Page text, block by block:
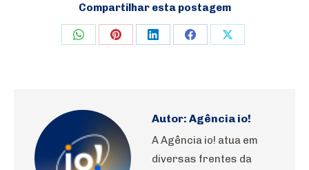
Compartilhar esta postagem
Share Share Share Share Share
Autor: Agência io!
A Agência io! atua em
diversas frentes da